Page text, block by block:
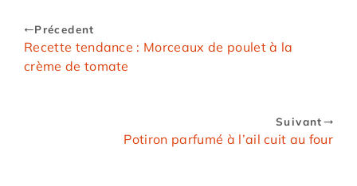
Précedent
Recette tendance : Morceaux de poulet à la
crème de tomate
Suivant
Potiron parfumé à l’ail cuit au four